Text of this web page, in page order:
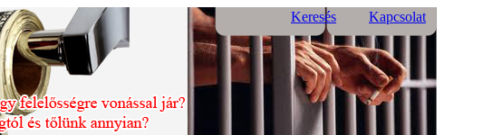
Keresés Kapcsolat